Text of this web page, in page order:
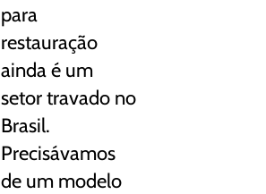
para
restauração
ainda é um
setor travado no
Brasil.
Precisávamos
de um modelo